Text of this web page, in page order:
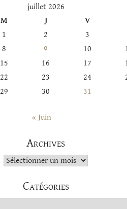
juillet 2026
M J
V
1
2
3
8 9 10
15 16 17
22 23 24
29 30 31
« Juin
Archives
Archives
Catégories